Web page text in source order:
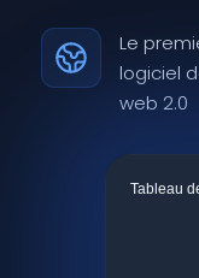
Le
logiciel
web 2.0
Tableau